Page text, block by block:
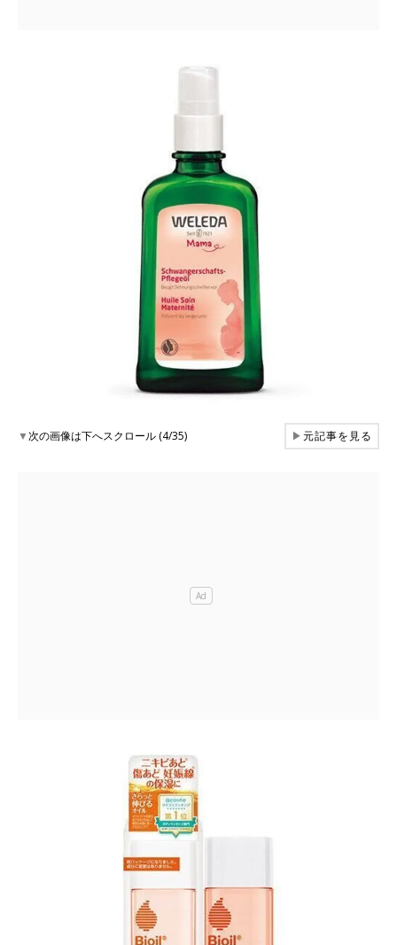
▼次の画像は下へスクロール (4/35) ▶元記事を見る